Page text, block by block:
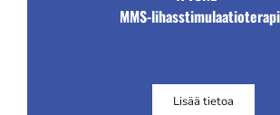
MMS-
Lisää tietoa